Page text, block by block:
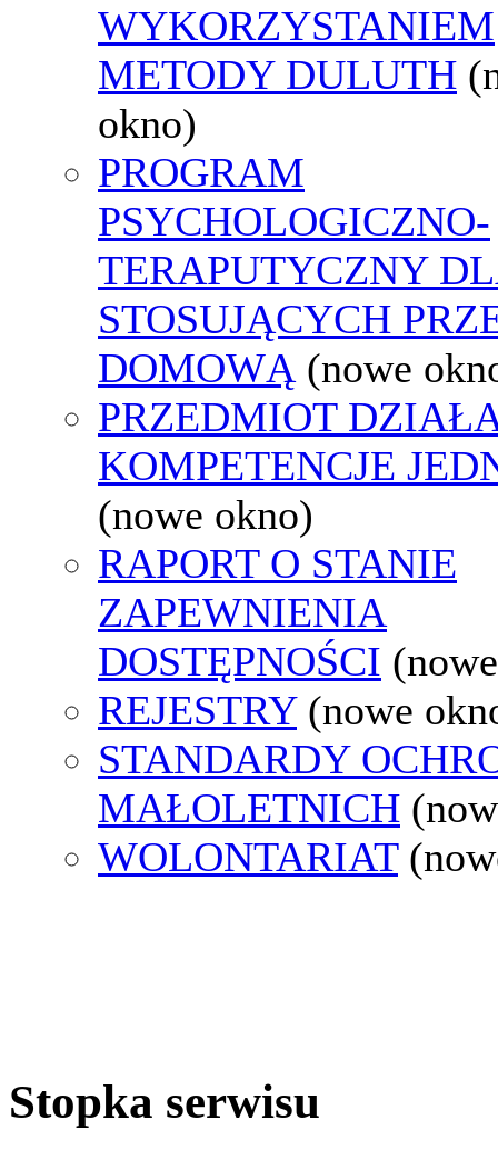
WYKORZYSTANIEM
METODY DULUTH
okno)
PROGRAM
PSYCHOLOGICZNO-
TERAPUTYCZNY
STOSUJĄCYCH
DOMOWĄ (nowe
PRZEDMIOT
KOMPETENCJE
(nowe okno)
RAPORT O STANIE
ZAPEWNIENIA
DOSTĘPNOŚCI
REJESTRY (nowe
STANDARDY
MAŁOLETNICH
WOLONTARIAT
Stopka serwisu